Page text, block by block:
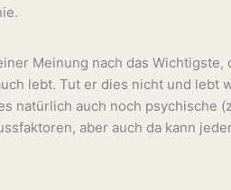
Meinung nach das Wichtigste,
lebt. Tut er dies nicht und lebt
natürlich auch noch psychische
aber auch da kann